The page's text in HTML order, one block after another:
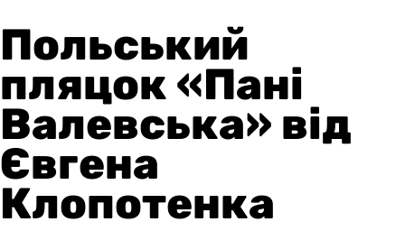
Польський
пляцок «Пані
Валевська» від
Євгена
Клопотенка